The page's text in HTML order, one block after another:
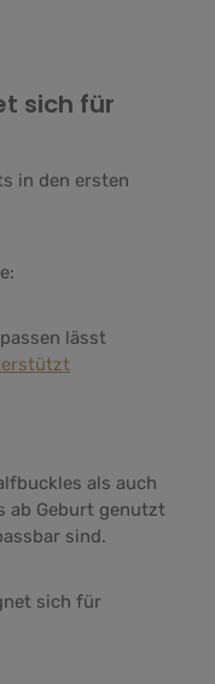
sich für
in den ersten
lässt
als auch
ab Geburt genutzt
sind.
sich für